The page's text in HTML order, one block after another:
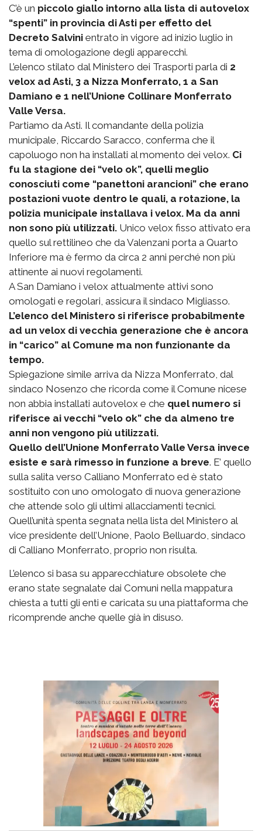
C’è un piccolo giallo intorno alla lista di autovelox
“spenti” in provincia di Asti per effetto del
Decreto Salvini entrato in vigore ad inizio luglio in
tema di omologazione degli apparecchi.
L’elenco stilato dal Ministero dei Trasporti parla di 2
velox ad Asti, 3 a Nizza Monferrato, 1 a San
Damiano e 1 nell’Unione Collinare Monferrato
Valle Versa.
Partiamo da Asti. Il comandante della polizia
municipale, Riccardo Saracco, conferma che il
capoluogo non ha installati al momento dei velox. Ci
fu la stagione dei “velo ok”, quelli meglio
conosciuti come “panettoni arancioni” che erano
postazioni vuote dentro le quali, a rotazione, la
polizia municipale installava i velox. Ma da anni
non sono più utilizzati. Unico velox fisso attivato era
quello sul rettilineo che da Valenzani porta a Quarto
Inferiore ma è fermo da circa 2 anni perché non più
attinente ai nuovi regolamenti.
A San Damiano i velox attualmente attivi sono
omologati e regolari, assicura il sindaco Migliasso.
L’elenco del Ministero si riferisce probabilmente
ad un velox di vecchia generazione che è ancora
in “carico” al Comune ma non funzionante da
tempo.
Spiegazione simile arriva da Nizza Monferrato, dal
sindaco Nosenzo che ricorda come il Comune nicese
non abbia installati autovelox e che quel numero si
riferisce ai vecchi “velo ok” che da almeno tre
anni non vengono più utilizzati.
Quello dell’Unione Monferrato Valle Versa invece
esiste e sarà rimesso in funzione a breve. E’ quello
sulla salita verso Calliano Monferrato ed è stato
sostituito con uno omologato di nuova generazione
che attende solo gli ultimi allacciamenti tecnici.
Quell’unità spenta segnata nella lista del Ministero al
vice presidente dell’Unione, Paolo Belluardo, sindaco
di Calliano Monferrato, proprio non risulta.
L’elenco si basa su apparecchiature obsolete che
erano state segnalate dai Comuni nella mappatura
chiesta a tutti gli enti e caricata su una piattaforma che
ricomprende anche quelle già in disuso.